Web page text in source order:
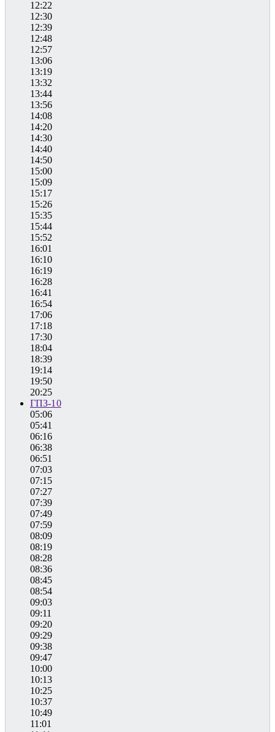
12:22
12:30
12:39
12:48
12:57
13:06
13:19
13:32
13:44
13:56
14:08
14:20
14:30
14:40
14:50
15:00
15:09
15:17
15:26
15:35
15:44
15:52
16:01
16:10
16:19
16:28
16:41
16:54
17:06
17:18
17:30
18:04
18:39
19:14
19:50
20:25
ГПЗ-10
05:06
05:41
06:16
06:38
06:51
07:03
07:15
07:27
07:39
07:49
07:59
08:09
08:19
08:28
08:36
08:45
08:54
09:03
09:11
09:20
09:29
09:38
09:47
10:00
10:13
10:25
10:37
10:49
11:01